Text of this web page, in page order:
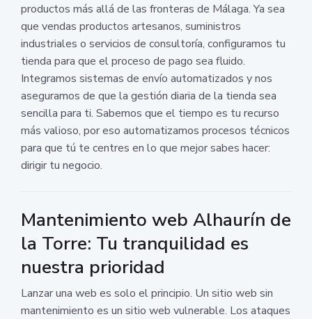
productos más allá de las fronteras de Málaga. Ya sea
que vendas productos artesanos, suministros
industriales o servicios de consultoría, configuramos tu
tienda para que el proceso de pago sea fluido.
Integramos sistemas de envío automatizados y nos
aseguramos de que la gestión diaria de la tienda sea
sencilla para ti. Sabemos que el tiempo es tu recurso
más valioso, por eso automatizamos procesos técnicos
para que tú te centres en lo que mejor sabes hacer:
dirigir tu negocio.
Mantenimiento web Alhaurín de
la Torre: Tu tranquilidad es
nuestra prioridad
Lanzar una web es solo el principio. Un sitio web sin
mantenimiento es un sitio web vulnerable. Los ataques